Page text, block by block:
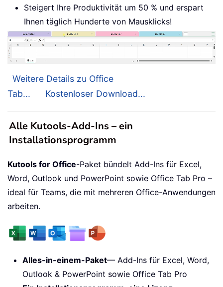
Steigert Ihre Produktivität um 50 % und erspart
Ihnen täglich Hunderte von Mausklicks!
Weitere Details zu Office
Tab...
Kostenloser Download...
Alle Kutools-Add-Ins – ein
Installationsprogramm
Kutools for Office-Paket bündelt Add-Ins für Excel,
Word, Outlook und PowerPoint sowie Office Tab Pro –
ideal für Teams, die mit mehreren Office-Anwendungen
arbeiten.
Alles-in-einem-Paket— Add-Ins für Excel, Word,
Outlook & PowerPoint sowie Office Tab Pro